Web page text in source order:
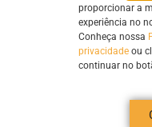
proporcionar a
experiência no
Conheça nossa
privacidade ou
continuar no